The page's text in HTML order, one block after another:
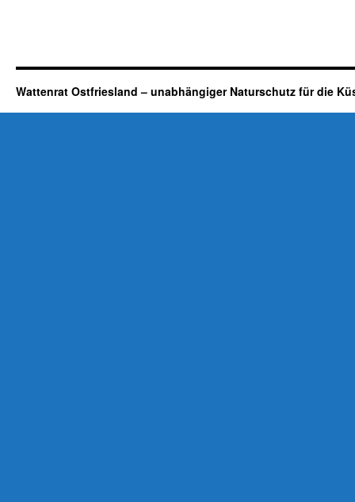
Wattenrat Ostfriesland – unabhängiger Naturschutz für die